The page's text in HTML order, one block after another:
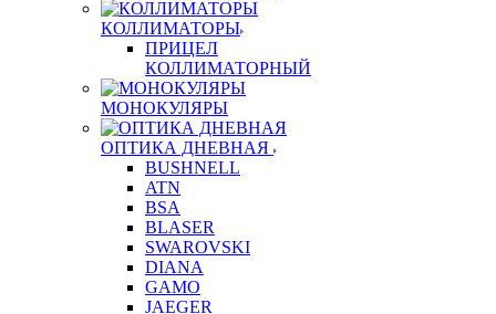
КОЛЛИМАТОРЫ
ПРИЦЕЛ
КОЛЛИМАТОРНЫЙ
МОНОКУЛЯРЫ
ОПТИКА ДНЕВНАЯ
BUSHNELL
ATN
BSA
BLASER
SWAROVSKI
DIANA
GAMO
JAEGER